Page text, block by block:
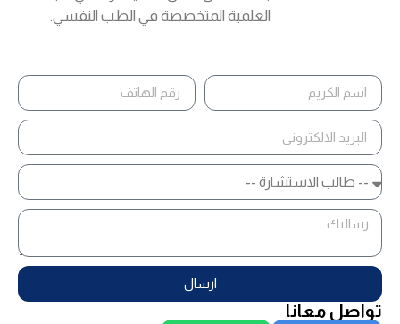
العلمية المتخصصة في الطب النفسي.
ارسال
تواصل معانا